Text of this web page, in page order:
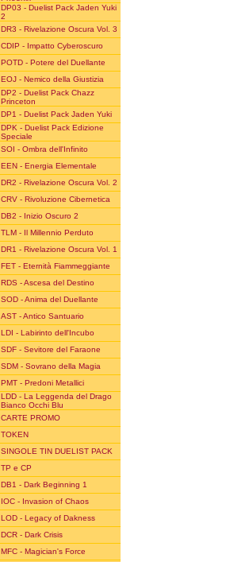
DP03 - Duelist Pack Jaden Yuki
2
DR3 - Rivelazione Oscura Vol. 3
CDIP - Impatto Cyberoscuro
POTD - Potere del Duellante
EOJ - Nemico della Giustizia
DP2 - Duelist Pack Chazz
Princeton
DP1 - Duelist Pack Jaden Yuki
DPK - Duelist Pack Edizione
Speciale
SOI - Ombra dell'Infinito
EEN - Energia Elementale
DR2 - Rivelazione Oscura Vol. 2
CRV - Rivoluzione Cibernetica
DB2 - Inizio Oscuro 2
TLM - Il Millennio Perduto
DR1 - Rivelazione Oscura Vol. 1
FET - Eternità Fiammeggiante
RDS - Ascesa del Destino
SOD - Anima del Duellante
AST - Antico Santuario
LDI - Labirinto dell'Incubo
SDF - Sevitore del Faraone
SDM - Sovrano della Magia
PMT - Predoni Metallici
LDD - La Leggenda del Drago
Bianco Occhi Blu
CARTE PROMO
TOKEN
SINGOLE TIN DUELIST PACK
TP e CP
DB1 - Dark Beginning 1
IOC - Invasion of Chaos
LOD - Legacy of Dakness
DCR - Dark Crisis
MFC - Magician's Force